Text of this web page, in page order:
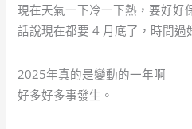
現在天氣一下冷一下熱，要好好
話說現在都要 4 月底了，時間過
2025年真的是變動的一年啊
好多好多事發生。